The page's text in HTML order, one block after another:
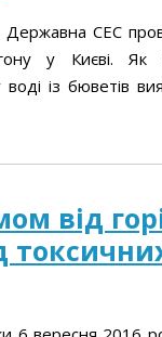
Державна СЕС
у Києві. Як
воді із бюветів
від